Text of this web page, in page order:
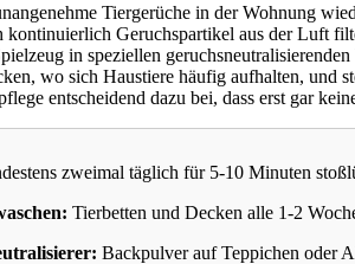
Tiergerüche in der Wohnung
Geruchspartikel aus der Luft
in speziellen
wo sich Haustiere häufig aufhalten, und
entscheidend dazu bei, dass erst gar
zweimal täglich für 5-10 Minuten
Tierbetten und Decken alle 1-2
Backpulver auf Teppichen oder